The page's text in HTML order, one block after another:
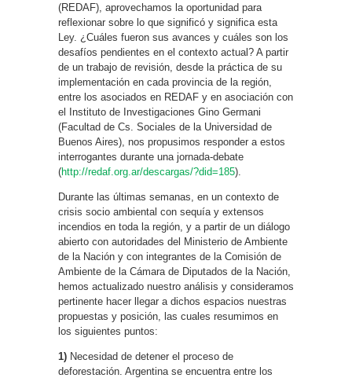
(REDAF), aprovechamos la oportunidad para
reflexionar sobre lo que significó y significa esta
Ley. ¿Cuáles fueron sus avances y cuáles son los
desafíos pendientes en el contexto actual? A partir
de un trabajo de revisión, desde la práctica de su
implementación en cada provincia de la región,
entre los asociados en REDAF y en asociación con
el Instituto de Investigaciones Gino Germani
(Facultad de Cs. Sociales de la Universidad de
Buenos Aires), nos propusimos responder a estos
interrogantes durante una jornada-debate
(http://redaf.org.ar/descargas/?did=185).
Durante las últimas semanas, en un contexto de
crisis socio ambiental con sequía y extensos
incendios en toda la región, y a partir de un diálogo
abierto con autoridades del Ministerio de Ambiente
de la Nación y con integrantes de la Comisión de
Ambiente de la Cámara de Diputados de la Nación,
hemos actualizado nuestro análisis y consideramos
pertinente hacer llegar a dichos espacios nuestras
propuestas y posición, las cuales resumimos en
los siguientes puntos:
1) Necesidad de detener el proceso de
deforestación. Argentina se encuentra entre los